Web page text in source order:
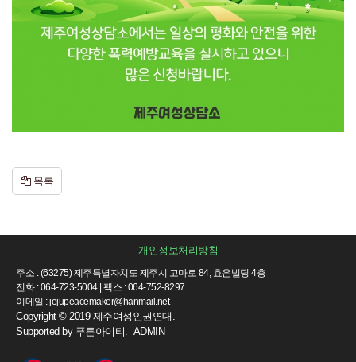
목록
개인정보처리방침
주소 : (63275) 제주특별자치도 제주시 고마로 84, 효은빌딩 4층
전화 : 064-723-5004 | 팩스 : 064-752-8297
이메일 : jejupeacemaker@hanmail.net
Copyright © 2019 제주여성인권연대.
Supported by 푸른아이티. ADMIN